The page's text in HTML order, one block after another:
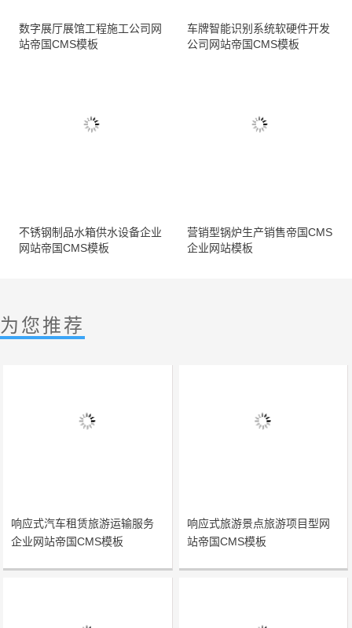
数字展厅展馆工程施工公司网
站帝国CMS模板
车牌智能识别系统软硬件开发
公司网站帝国CMS模板
不锈钢制品水箱供水设备企业
网站帝国CMS模板
营销型锅炉生产销售帝国CMS
企业网站模板
为您推荐
响应式汽车租赁旅游运输服务
企业网站帝国CMS模板
响应式旅游景点旅游项目型网
站帝国CMS模板